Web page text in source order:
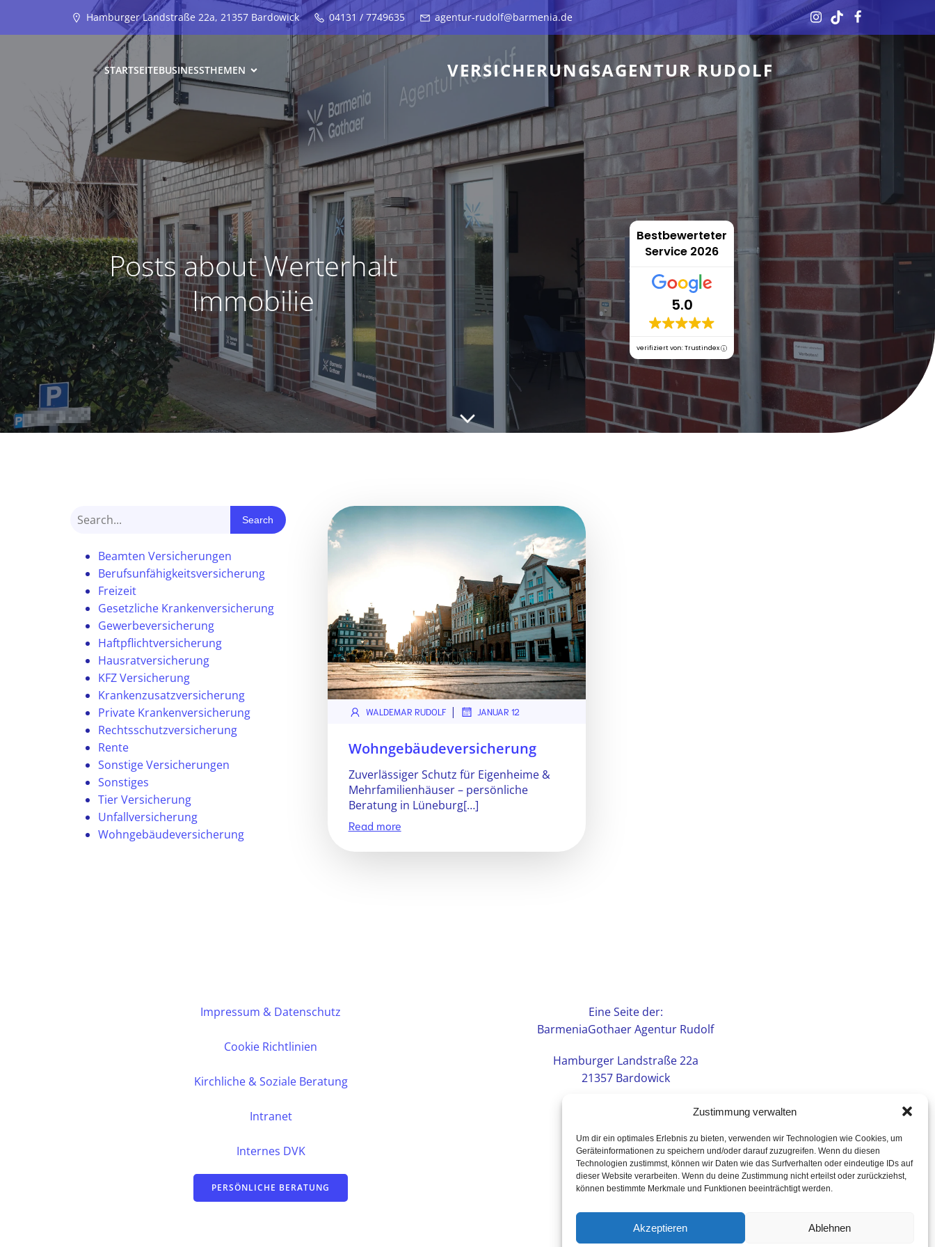
Zustimmung verwalten
Um dir ein optimales Erlebnis zu bieten, verwenden wir Technologien wie Cookies, um
Geräteinformationen zu speichern und/oder darauf zuzugreifen. Wenn du diesen
Technologien zustimmst, können wir Daten wie das Surfverhalten oder eindeutige IDs auf
dieser Website verarbeiten. Wenn du deine Zustimmung nicht erteilst oder zurückziehst,
können bestimmte Merkmale und Funktionen beeinträchtigt werden.
Akzeptieren Ablehnen
Hamburger Landstraße 22a, 21357 Bardowick 04131 / 7749635 agentur-rudolf@barmenia.de
STARTSEITEBUSINESSTHEMEN VERSICHERUNGSAGENTUR RUDOLF
Posts about Werterhalt
Immobilie
Bestbewerteter
Service 2026
5.0
verifiziert von: Trustindex
Search
Beamten Versicherungen
Berufsunfähigkeitsversicherung
Freizeit
Gesetzliche Krankenversicherung
Gewerbeversicherung
Haftpflichtversicherung
Hausratversicherung
KFZ Versicherung
Krankenzusatzversicherung
Private Krankenversicherung
Rechtsschutzversicherung
Rente
Sonstige Versicherungen
Sonstiges
Tier Versicherung
Unfallversicherung
Wohngebäudeversicherung
WALDEMAR RUDOLF | JANUAR 12
Wohngebäudeversicherung
Zuverlässiger Schutz für Eigenheime &
Mehrfamilienhäuser – persönliche
Beratung in Lüneburg[…]
Read more
Impressum & Datenschutz
Cookie Richtlinien
Kirchliche & Soziale Beratung
Intranet
Internes DVK
PERSÖNLICHE BERATUNG
Eine Seite der:
BarmeniaGothaer Agentur Rudolf
Hamburger Landstraße 22a
21357 Bardowick